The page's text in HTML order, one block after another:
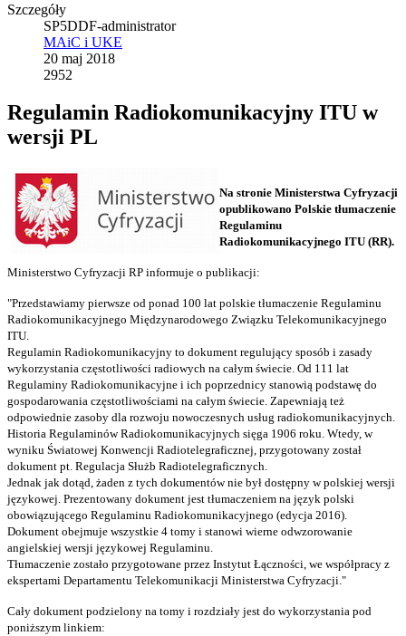
Szczegóły
SP5DDF-administrator
MAiC i UKE
20 maj 2018
2952
Regulamin Radiokomunikacyjny ITU w
wersji PL
Na stronie Ministerstwa Cyfryzacji
opublikowano Polskie tłumaczenie
Regulaminu
Radiokomunikacyjnego ITU (RR).
Ministerstwo Cyfryzacji RP informuje o publikacji:
"Przedstawiamy pierwsze od ponad 100 lat polskie tłumaczenie Regulaminu
Radiokomunikacyjnego Międzynarodowego Związku Telekomunikacyjnego
ITU.
Regulamin Radiokomunikacyjny to dokument regulujący sposób i zasady
wykorzystania częstotliwości radiowych na całym świecie. Od 111 lat
Regulaminy Radiokomunikacyjne i ich poprzednicy stanowią podstawę do
gospodarowania częstotliwościami na całym świecie. Zapewniają też
odpowiednie zasoby dla rozwoju nowoczesnych usług radiokomunikacyjnych.
Historia Regulaminów Radiokomunikacyjnych sięga 1906 roku. Wtedy, w
wyniku Światowej Konwencji Radiotelegraficznej, przygotowany został
dokument pt. Regulacja Służb Radiotelegraficznych.
Jednak jak dotąd, żaden z tych dokumentów nie był dostępny w polskiej wersji
językowej. Prezentowany dokument jest tłumaczeniem na język polski
obowiązującego Regulaminu Radiokomunikacyjnego (edycja 2016).
Dokument obejmuje wszystkie 4 tomy i stanowi wierne odwzorowanie
angielskiej wersji językowej Regulaminu.
Tłumaczenie zostało przygotowane przez Instytut Łączności, we współpracy z
ekspertami Departamentu Telekomunikacji Ministerstwa Cyfryzacji."
Cały dokument podzielony na tomy i rozdziały jest do wykorzystania pod
poniższym linkiem: